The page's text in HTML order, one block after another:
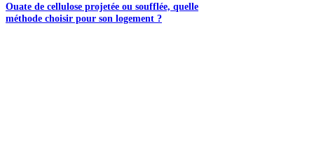
Ouate de cellulose projetée ou soufflée, quelle
méthode choisir pour son logement ?